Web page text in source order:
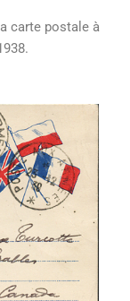
carte postale à